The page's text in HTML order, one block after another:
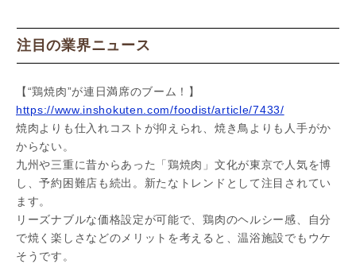
注目の業界ニュース
【“鶏焼肉”が連日満席のブーム！】
https://www.inshokuten.com/foodist/article/7433/
焼肉よりも仕入れコストが抑えられ、焼き鳥よりも人手がか
からない。
九州や三重に昔からあった「鶏焼肉」文化が東京で人気を博
し、予約困難店も続出。新たなトレンドとして注目されてい
ます。
リーズナブルな価格設定が可能で、鶏肉のヘルシー感、自分
で焼く楽しさなどのメリットを考えると、温浴施設でもウケ
そうです。